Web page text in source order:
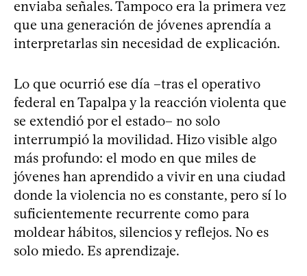
enviaba señales. Tampoco era la primera vez
que una generación de jóvenes aprendía a
interpretarlas sin necesidad de explicación.
Lo que ocurrió ese día –tras el operativo
federal en Tapalpa y la reacción violenta que
se extendió por el estado– no solo
interrumpió la movilidad. Hizo visible algo
más profundo: el modo en que miles de
jóvenes han aprendido a vivir en una ciudad
donde la violencia no es constante, pero sí lo
suficientemente recurrente como para
moldear hábitos, silencios y reflejos. No es
solo miedo. Es aprendizaje.